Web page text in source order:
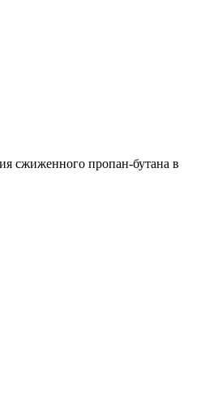
сжиженного пропан-бутана в